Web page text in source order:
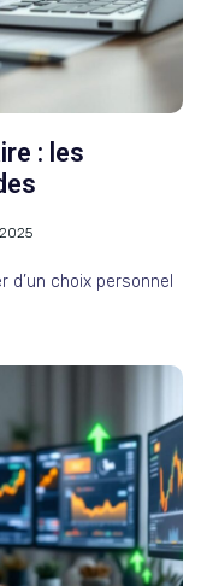
: les
choix personnel